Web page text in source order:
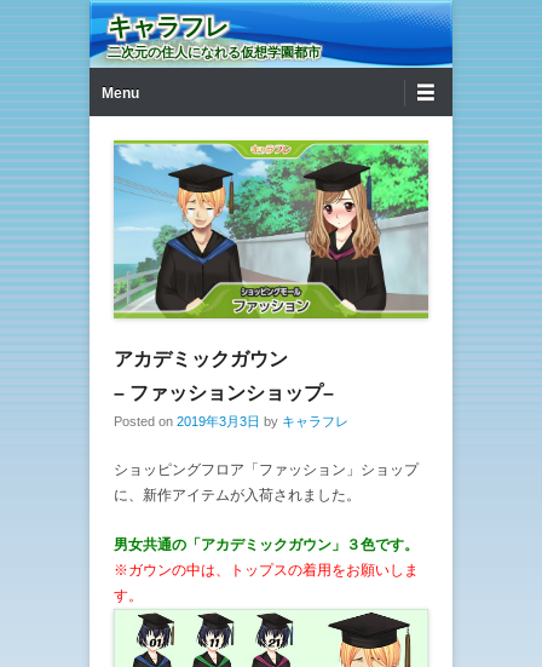
キャラフレ
二次元の住人になれる仮想学園都市
Menu
アカデミックガウン
– ファッションショップ–
Posted on 2019年3月3日 by キャラフレ
ショッピングフロア「ファッション」ショップ
に、新作アイテムが入荷されました。
男女共通の「アカデミックガウン 」３色です。
※ガウンの中は、トップスの着用をお願いしま
す。